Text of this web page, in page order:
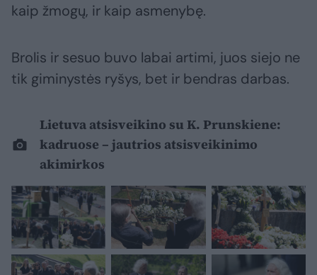
kaip žmogų, ir kaip asmenybę.
Brolis ir sesuo buvo labai artimi, juos siejo ne
tik giminystės ryšys, bet ir bendras darbas.
Lietuva atsisveikino su K. Prunskiene:
kadruose – jautrios atsisveikinimo
akimirkos